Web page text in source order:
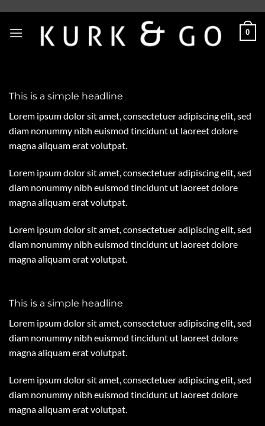
content
0
This is a simple headline
Lorem ipsum dolor sit amet, consectetuer adipiscing elit, sed
diam nonummy nibh euismod tincidunt ut laoreet dolore
magna aliquam erat volutpat.
Lorem ipsum dolor sit amet, consectetuer adipiscing elit, sed
diam nonummy nibh euismod tincidunt ut laoreet dolore
magna aliquam erat volutpat.
Lorem ipsum dolor sit amet, consectetuer adipiscing elit, sed
diam nonummy nibh euismod tincidunt ut laoreet dolore
magna aliquam erat volutpat.
This is a simple headline
Lorem ipsum dolor sit amet, consectetuer adipiscing elit, sed
diam nonummy nibh euismod tincidunt ut laoreet dolore
magna aliquam erat volutpat.
Lorem ipsum dolor sit amet, consectetuer adipiscing elit, sed
diam nonummy nibh euismod tincidunt ut laoreet dolore
magna aliquam erat volutpat.